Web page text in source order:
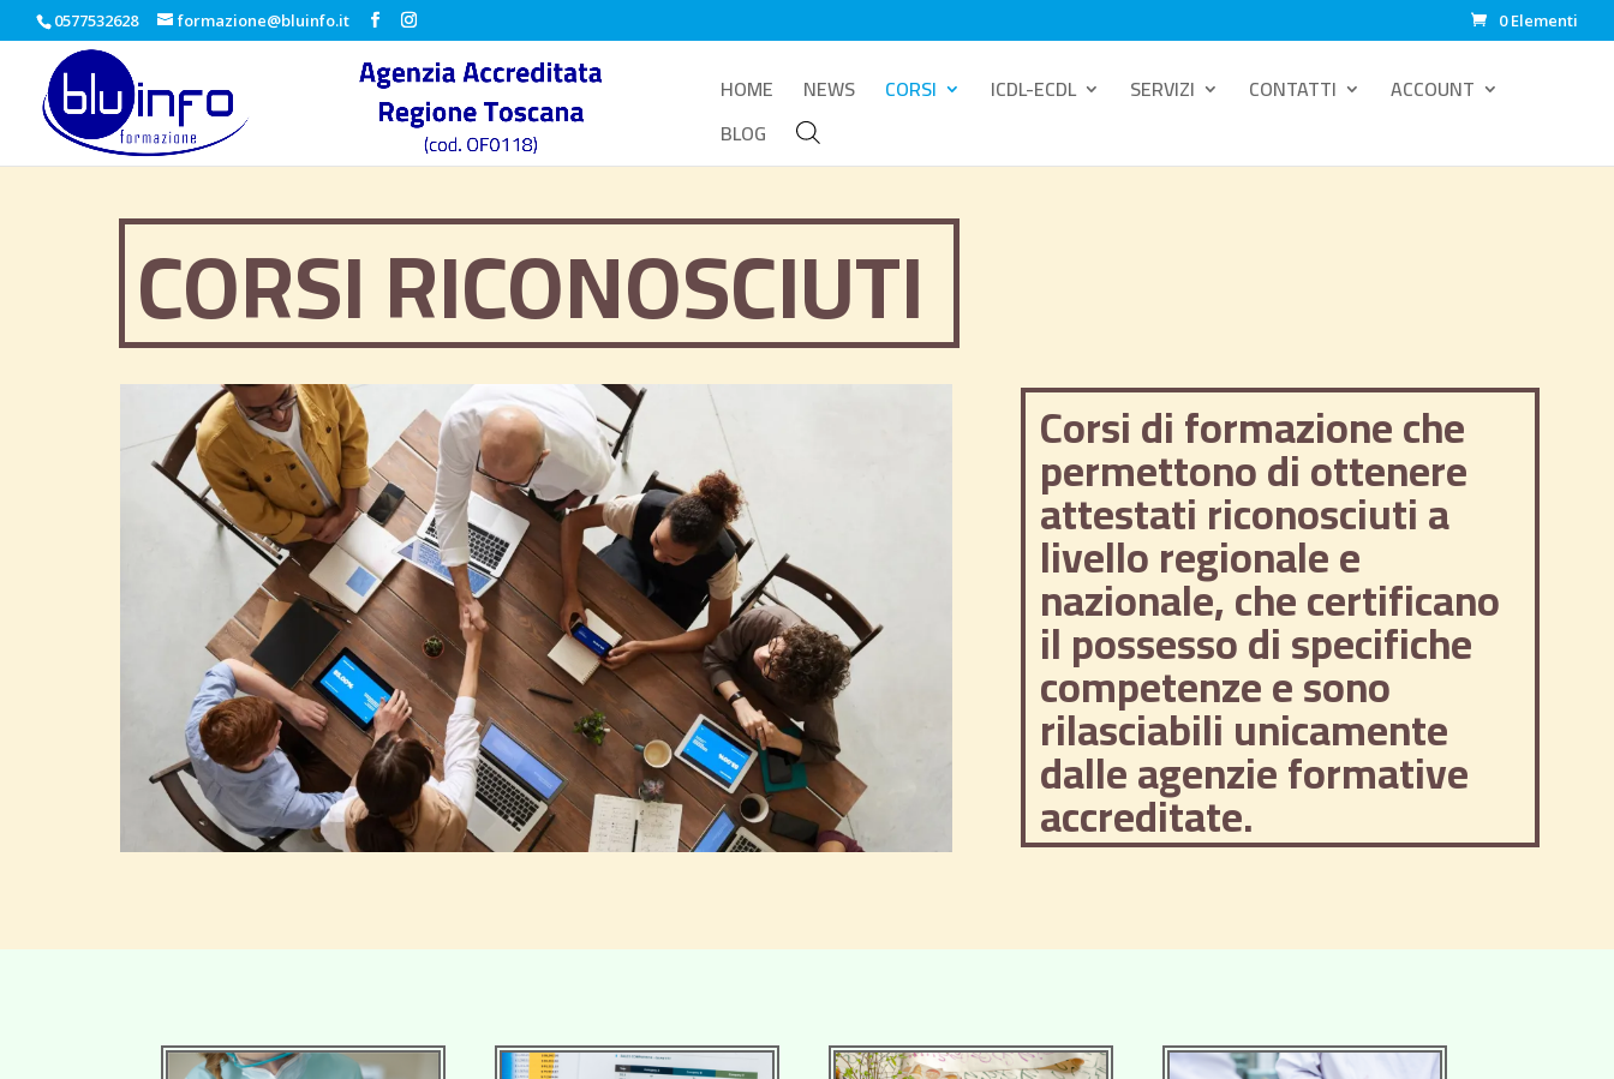
0577532628 formazione@bluinfo.it 0 Elementi
HOME NEWS CORSI ICDL-ECDL SERVIZI CONTATTI
ACCOUNT
BLOG
CORSI RICONOSCIUTI
Corsi di formazione che
permettono di ottenere
attestati riconosciuti a
livello regionale e
nazionale, che certificano
il possesso di specifiche
competenze e sono
rilasciabili unicamente
dalle agenzie formative
accreditate.